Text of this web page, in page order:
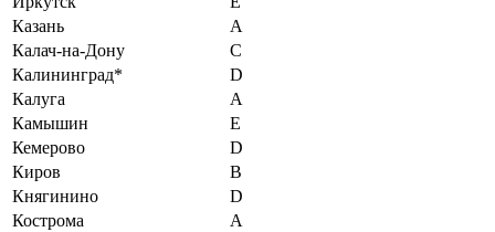
Казань
A
Калач-на-Дону
C
Калининград*
D
Калуга
A
Камышин
E
Кемерово
D
Киров
B
Княгинино
D
Кострома
A